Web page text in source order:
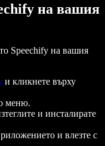
на вашия
Speechify на вашия
и кликнете върху
меню.
и инсталирате
и влезте с